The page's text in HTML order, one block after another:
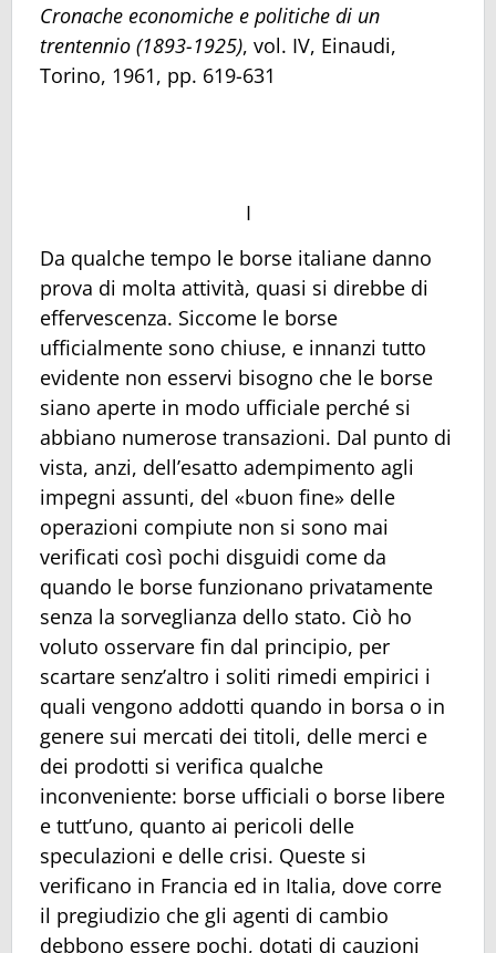
Cronache economiche e politiche di un
trentennio (1893-1925), vol. IV, Einaudi,
Torino, 1961, pp. 619-631
I
Da qualche tempo le borse italiane danno
prova di molta attività, quasi si direbbe di
effervescenza. Siccome le borse
ufficialmente sono chiuse, e innanzi tutto
evidente non esservi bisogno che le borse
siano aperte in modo ufficiale perché si
abbiano numerose transazioni. Dal punto di
vista, anzi, dell’esatto adempimento agli
impegni assunti, del «buon fine» delle
operazioni compiute non si sono mai
verificati così pochi disguidi come da
quando le borse funzionano privatamente
senza la sorveglianza dello stato. Ciò ho
voluto osservare fin dal principio, per
scartare senz’altro i soliti rimedi empirici i
quali vengono addotti quando in borsa o in
genere sui mercati dei titoli, delle merci e
dei prodotti si verifica qualche
inconveniente: borse ufficiali o borse libere
e tutt’uno, quanto ai pericoli delle
speculazioni e delle crisi. Queste si
verificano in Francia ed in Italia, dove corre
il pregiudizio che gli agenti di cambio
debbono essere pochi, dotati di cauzioni